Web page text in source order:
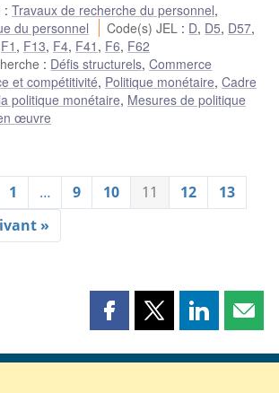
: Travaux de recherche du personnel,
du personnel
Code(s) JEL : D, D5, D57,
F1 , F13, F4, F41 , F6, F62
: Défis structurels,Commerce
et compétitivité, Politique monétaire, Cadre
politique monétaire, Mesures de politique
œuvre
1 … 9 10 11 12
13
»
Partager
page
Partager
page
Partager
page page